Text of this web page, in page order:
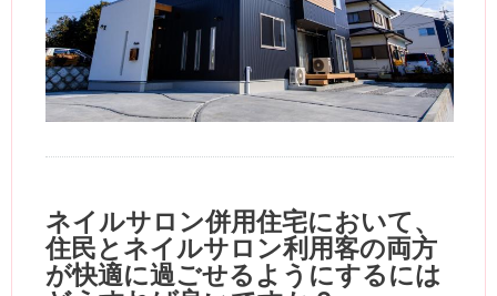
ネイルサロン併用住宅において、
住民とネイルサロン利用客の両方
が快適に過ごせるようにするには